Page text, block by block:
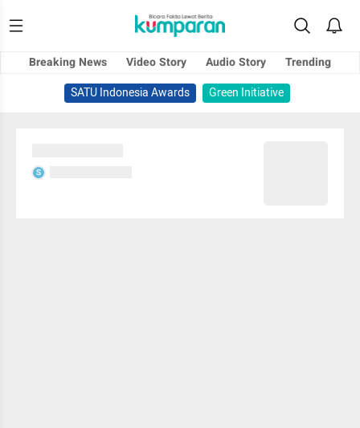
Breaking News Video Story Audio Story
Trending
SATU Indonesia Awards
Green Initiative
S